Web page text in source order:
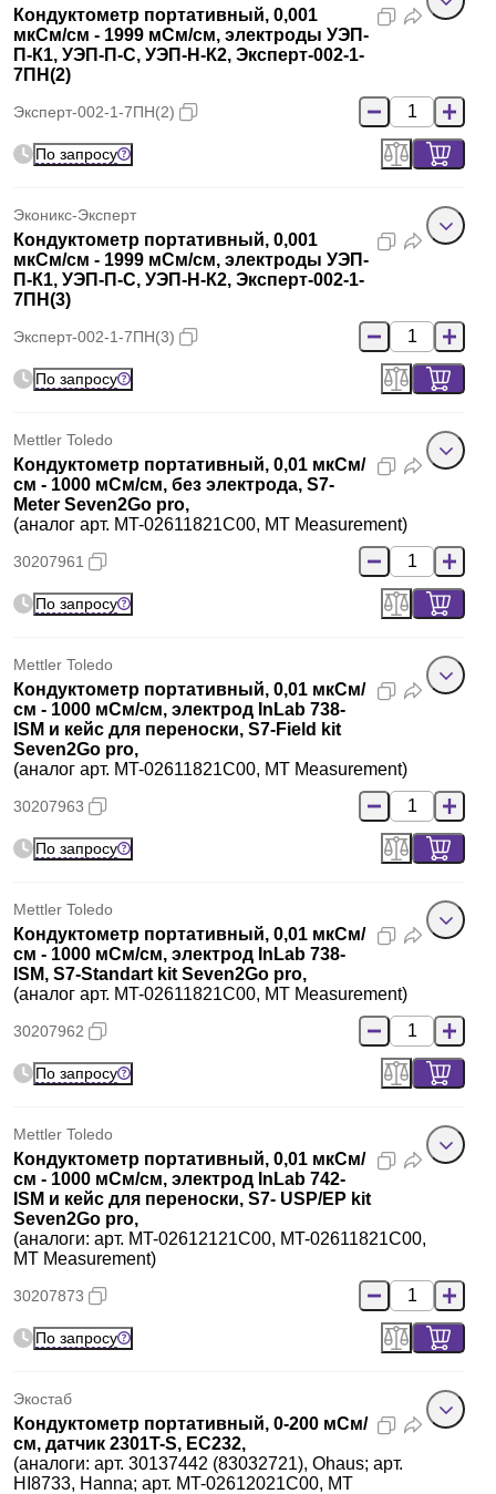
Кондуктометр портативный, 0,001
мкСм/см - 1999 мСм/см, электроды УЭП-
П-К1, УЭП-П-С, УЭП-Н-К2, Эксперт-002-1-
7ПН(2)
Эксперт-002-1-7ПН(2)
По запросу
Эконикс-Эксперт
Кондуктометр портативный, 0,001
мкСм/см - 1999 мСм/см, электроды УЭП-
П-К1, УЭП-П-С, УЭП-Н-К2, Эксперт-002-1-
7ПН(3)
Эксперт-002-1-7ПН(3)
По запросу
Mettler Toledo
Кондуктометр портативный, 0,01 мкСм/
см - 1000 мСм/см, без электрода, S7-
Meter Seven2Go pro,
(аналог арт. MT-02611821C00, MT Measurement)
30207961
По запросу
Mettler Toledo
Кондуктометр портативный, 0,01 мкСм/
см - 1000 мСм/см, электрод InLab 738-
ISM и кейс для переноски, S7-Field kit
Seven2Go pro,
(аналог арт. MT-02611821C00, MT Measurement)
30207963
По запросу
Mettler Toledo
Кондуктометр портативный, 0,01 мкСм/
см - 1000 мСм/см, электрод InLab 738-
ISM, S7-Standart kit Seven2Go pro,
(аналог арт. MT-02611821C00, MT Measurement)
30207962
По запросу
Mettler Toledo
Кондуктометр портативный, 0,01 мкСм/
см - 1000 мСм/см, электрод InLab 742-
ISM и кейс для переноски, S7- USP/EP kit
Seven2Go pro,
(аналоги: арт. MT-02612121C00, MT-02611821C00,
MT Measurement)
30207873
По запросу
Экостаб
Кондуктометр портативный, 0-200 мСм/
см, датчик 2301T-S, EC232,
(аналоги: арт. 30137442 (83032721), Ohaus; арт.
HI8733, Hanna; арт. MT-02612021C00, MT